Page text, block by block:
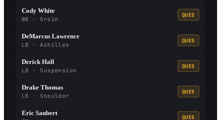
Cody White
WR · Groin
QUES
DeMarcus Lawrence
LB · Achilles
QUES
Derick Hall
LB · Suspension
QUES
Drake Thomas
LB · Shoulder
QUES
Eric Saubert
QUES